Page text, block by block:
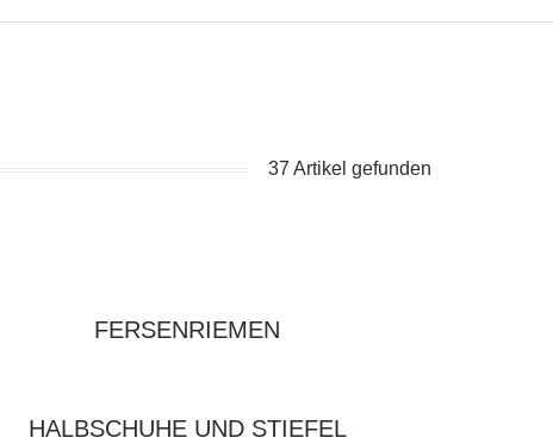
37 Artikel gefunden
FERSENRIEMEN
HALBSCHUHE UND STIEFEL